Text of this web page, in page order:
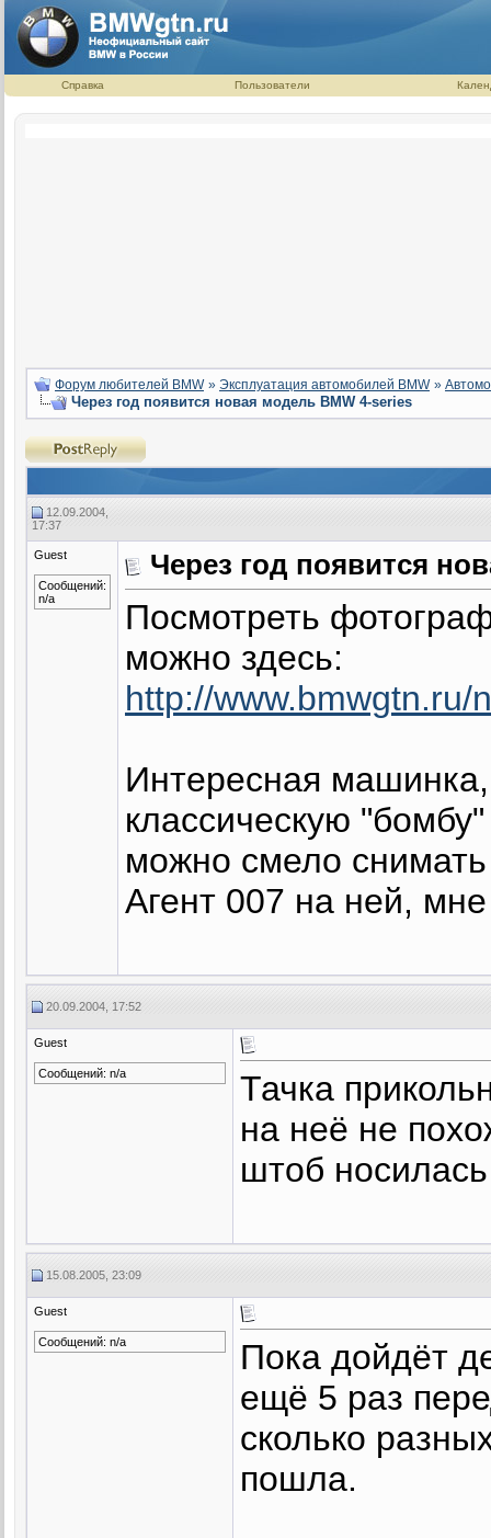
Справка Пользователи
Форум любителей BMW » Эксплуатация автомобилей BMW »
Через год появится новая модель BMW 4-series
12.09.2004,
17:37
Guest
Сообщений:
n/a
Через год появится
Посмотреть
можно здесь:
http://www.bmwgtn.ru/
Интересная
классическую
можно смело
Агент 007 на ней,
20.09.2004, 17:52
Guest
Сообщений: n/a
Тачка
на неё не
штоб
15.08.2005, 23:09
Guest
Сообщений: n/a
Пока дойдёт
ещё 5 раз
сколько
пошла.